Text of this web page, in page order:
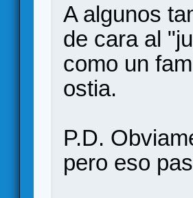
A algunos
de cara al
como un
ostia.
P.D.
pero eso